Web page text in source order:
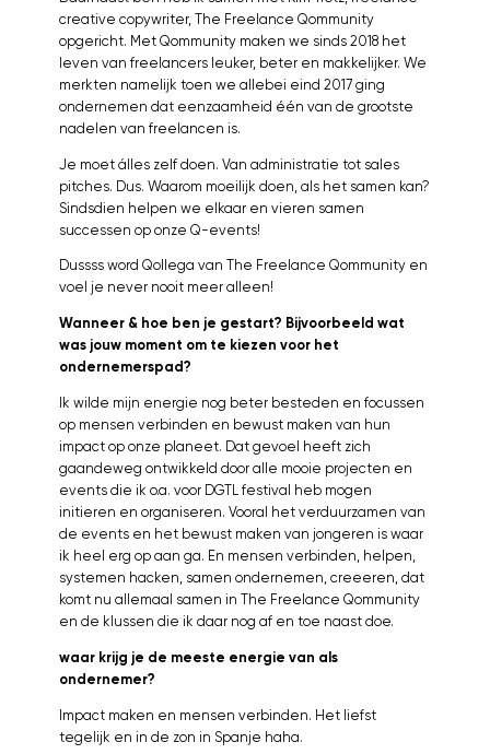
creative copywriter, The Freelance Qommunity
opgericht. Met Qommunity maken we sinds 2018 het
leven van freelancers leuker, beter en makkelijker. We
merkten namelijk toen we allebei eind 2017 ging
ondernemen dat eenzaamheid één van de grootste
nadelen van freelancen is.
Je moet álles zelf doen. Van administratie tot sales
pitches. Dus. Waarom moeilijk doen, als het samen kan?
Sindsdien helpen we elkaar en vieren samen
successen op onze Q-events!
Dussss word Qollega van The Freelance Qommunity en
voel je never nooit meer alleen!
Wanneer & hoe ben je gestart? Bijvoorbeeld wat
was jouw moment om te kiezen voor het
ondernemerspad?
Ik wilde mijn energie nog beter besteden en focussen
op mensen verbinden en bewust maken van hun
impact op onze planeet. Dat gevoel heeft zich
gaandeweg ontwikkeld door alle mooie projecten en
events die ik o.a. voor DGTL festival heb mogen
initieren en organiseren. Vooral het verduurzamen van
de events en het bewust maken van jongeren is waar
ik heel erg op aan ga. En mensen verbinden, helpen,
systemen hacken, samen ondernemen, creeeren, dat
komt nu allemaal samen in The Freelance Qommunity
en de klussen die ik daar nog af en toe naast doe.
waar krijg je de meeste energie van als
ondernemer?
Impact maken en mensen verbinden. Het liefst
tegelijk en in de zon in Spanje haha.